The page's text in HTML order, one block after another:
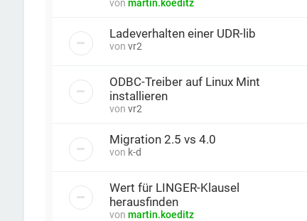
von martin.koeditz
Ladeverhalten einer UDR-lib
von vr2
ODBC-Treiber auf Linux Mint
installieren
von vr2
Migration 2.5 vs 4.0
von k-d
Wert für LINGER-Klausel
herausfinden
von martin.koeditz